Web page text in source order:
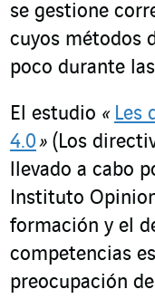
se gestione
cuyos métodos
poco durante
El estudio « Les
4.0» (Los
llevado a cabo
Instituto
formación y el
competencias
preocupación